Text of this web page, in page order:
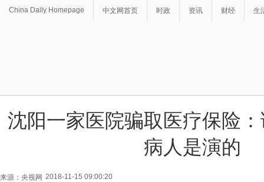
China Daily Homepage 中文网首页 时政 资讯 财经 生
沈阳一家医院骗取医疗保险
病人是演的
来源：央视网 2018-11-15 09:00:20